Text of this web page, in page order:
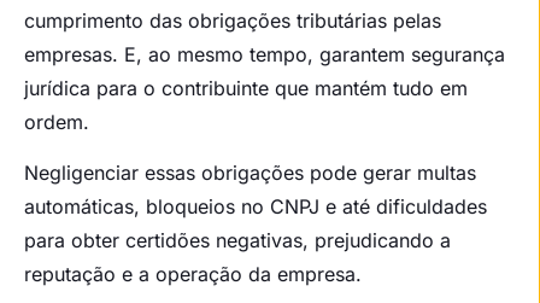
cumprimento das obrigações tributárias pelas
empresas. E, ao mesmo tempo, garantem segurança
jurídica para o contribuinte que mantém tudo em
ordem.
Negligenciar essas obrigações pode gerar multas
automáticas, bloqueios no CNPJ e até dificuldades
para obter certidões negativas, prejudicando a
reputação e a operação da empresa.